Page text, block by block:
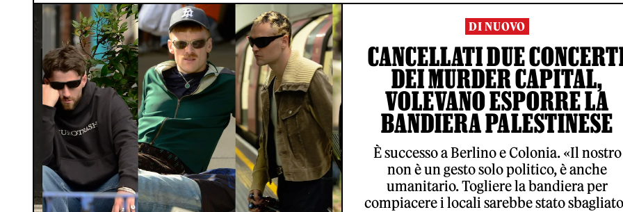
DI NUOVO
CANCELLATI DUE
DEI MURDER CAPITAL,
VOLEVANO ESPORRE LA
BANDIERA PALESTINESE
È successo a Berlino e Colonia. «Il nostro
non è un gesto solo politico, è anche
umanitario. Togliere la bandiera per
compiacere i locali sarebbe stato